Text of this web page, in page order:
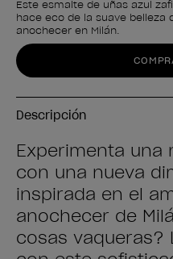
Este esmalte de uñas azul
hace eco de la suave belleza
anochecer en Milán.
Forma del producto
Descripción
Experimenta una
con una nueva
inspirada en el
anochecer de
cosas vaqueras?